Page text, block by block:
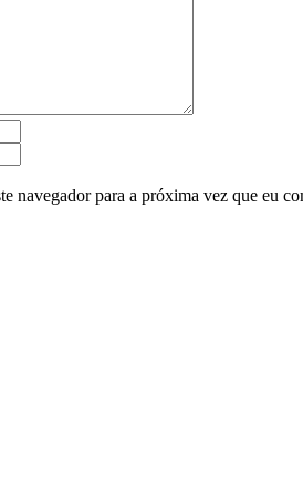
navegador para a próxima vez que eu